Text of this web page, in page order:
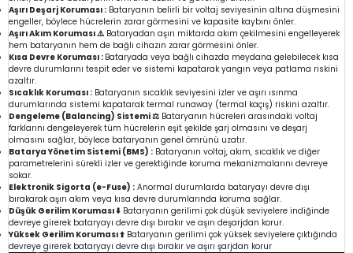
Aşırı Deşarj Koruması : Bataryanın belirli bir voltaj seviyesinin altına düşmesini
engeller, böylece hücrelerin zarar görmesini ve kapasite kaybını önler.
Aşırı Akım Koruması ⚠️Bataryadan aşırı miktarda akım çekilmesini engelleyerek
hem bataryanın hem de bağlı cihazın zarar görmesini önler.
Kısa Devre Koruması : Bataryada veya bağlı cihazda meydana gelebilecek kısa
devre durumlarını tespit eder ve sistemi kapatarak yangın veya patlama riskini
azaltır.
Sıcaklık Koruması : Bataryanın sıcaklık seviyesini izler ve aşırı ısınma
durumlarında sistemi kapatarak termal runaway (termal kaçış) riskini azaltır.
Dengeleme (Balancing) Sistemi ⚖️ Bataryanın hücreleri arasındaki voltaj
farklarını dengeleyerek tüm hücrelerin eşit şekilde şarj olmasını ve deşarj
olmasını sağlar, böylece bataryanın genel ömrünü uzatır.
Batarya Yönetim Sistemi (BMS) : Bataryanın voltaj, akım, sıcaklık ve diğer
parametrelerini sürekli izler ve gerektiğinde koruma mekanizmalarını devreye
sokar.
Elektronik Sigorta (e-Fuse) : Anormal durumlarda bataryayı devre dışı
bırakarak aşırı akım veya kısa devre durumlarında koruma sağlar.
Düşük Gerilim Koruması ⬇️ Bataryanın gerilimi çok düşük seviyelere indiğinde
devreye girerek bataryayı devre dışı bırakır ve aşırı deşarjdan korur.
Yüksek Gerilim Koruması ⬆️ Bataryanın gerilimi çok yüksek seviyelere çıktığında
devreye girerek bataryayı devre dışı bırakır ve aşırı şarjdan korur